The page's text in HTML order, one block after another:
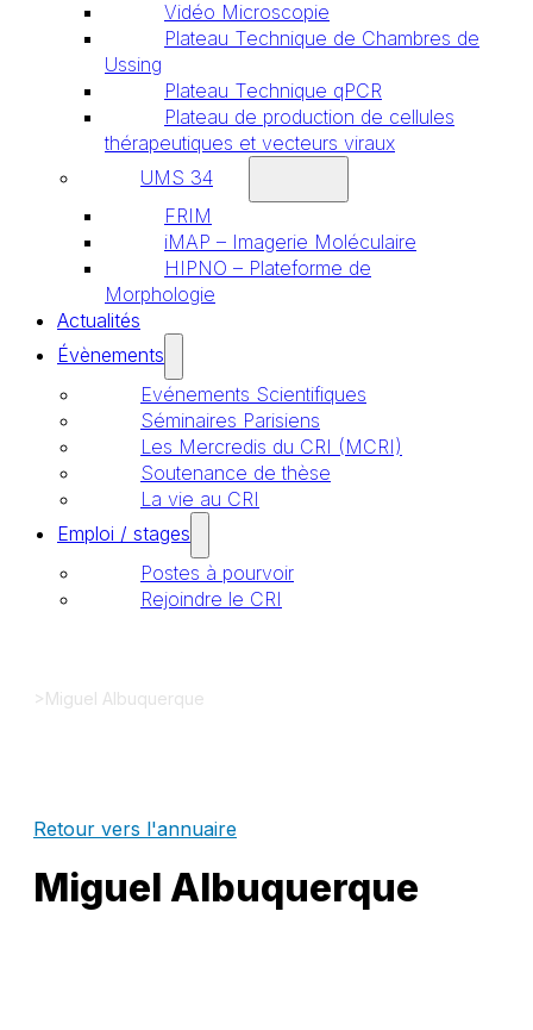
Vidéo Microscopie
Plateau Technique de Chambres de
Ussing
Plateau Technique qPCR
Plateau de production de cellules
thérapeutiques et vecteurs viraux
UMS 34
FRIM
iMAP – Imagerie Moléculaire
HIPNO – Plateforme de
Morphologie
Actualités
Évènements
Evénements Scientifiques
Séminaires Parisiens
Les Mercredis du CRI (MCRI)
Soutenance de thèse
La vie au CRI
Emploi / stages
Postes à pourvoir
Rejoindre le CRI
>Miguel Albuquerque
Retour vers l'annuaire
Miguel Albuquerque